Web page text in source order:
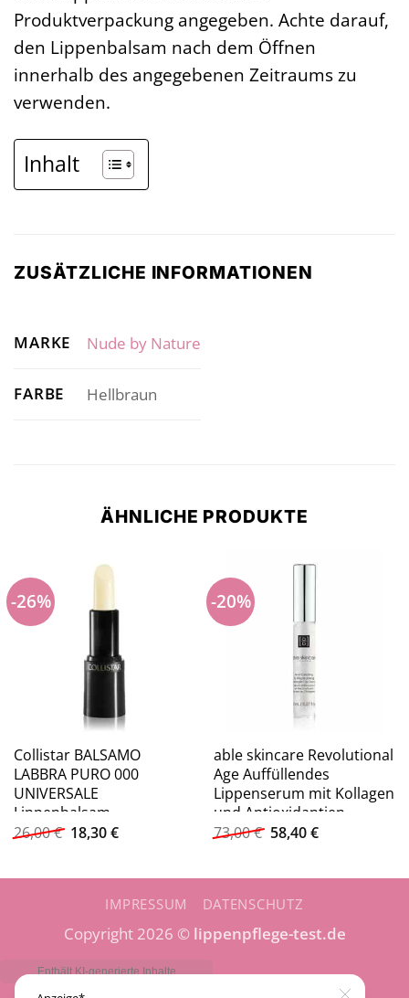
Produktverpackung angegeben. Achte darauf,
den Lippenbalsam nach dem Öffnen
innerhalb des angegebenen Zeitraums zu
verwenden.
Inhalt
ZUSÄTZLICHE INFORMATIONEN
MARKE Nude by Nature
FARBE Hellbraun
ÄHNLICHE PRODUKTE
-26%
Collistar BALSAMO
LABBRA PURO 000
UNIVERSALE
Lippenbalsam
26,00€ Ursprünglicher
Preis
26,00 €
18,30€Aktueller
18,30 €.
-20%
able skincare Revolutional
Age Auffüllendes
Lippenserum mit Kollagen
und Antioxidantien
Lippenbalsam
73,00€ Ursprünglicher
Preis
73,00 €
58,40€Aktueller
58,40 €.
IMPRESSUM DATENSCHUTZ
Copyright 2026 © lippenpflege-test.de